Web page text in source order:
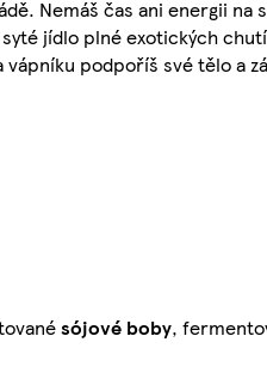
Nemáš čas ani energii na
jídlo plné exotických
podpoříš své tělo a
sójové boby,